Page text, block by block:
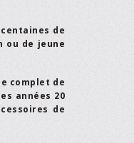
de
ou de jeune
complet de
années 20
de